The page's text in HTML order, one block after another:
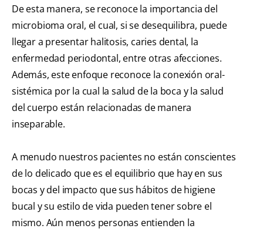
De esta manera, se reconoce la importancia del
microbioma oral, el cual, si se desequilibra, puede
llegar a presentar halitosis, caries dental, la
enfermedad periodontal, entre otras afecciones.
Además, este enfoque reconoce la conexión oral-
sistémica por la cual la salud de la boca y la salud
del cuerpo están relacionadas de manera
inseparable.
A menudo nuestros pacientes no están conscientes
de lo delicado que es el equilibrio que hay en sus
bocas y del impacto que sus hábitos de higiene
bucal y su estilo de vida pueden tener sobre el
mismo. Aún menos personas entienden la